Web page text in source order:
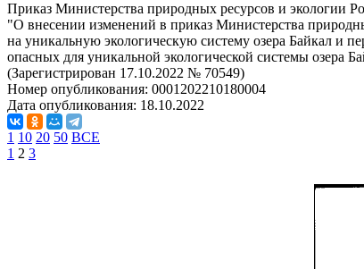
Приказ Министерства природных ресурсов и экологии
"О внесении изменений в приказ Министерства
на уникальную экологическую систему озера Байкал и
опасных для уникальной экологической системы озера
(Зарегистрирован 17.10.2022 № 70549)
Номер опубликования: 0001202210180004
Дата опубликования: 18.10.2022
1 10 20 50 ВСЕ
1 2 3